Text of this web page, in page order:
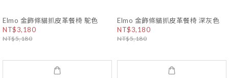
Elmo 金飾條貓抓皮革餐椅 駝色
NT$3,180
NT$5,180
Elmo 金飾條貓抓皮革餐椅 深灰色
NT$3,180
NT$5,180